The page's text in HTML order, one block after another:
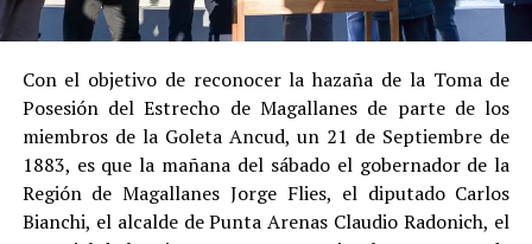
Estas circunstancias jurídicas, sumadas al
procedimiento abreviado, redujeron la posibilidad de un
cumplimiento efectivo en recinto penitenciario.
Indemnización a la víctima y nueva investigación
por ocultamiento de bienes
En el ámbito civil, elJuzgado de Letras de Castrodictó
enseptiembre de 2023una sentencia que obliga a
Con el objetivo de reconocer la hazaña de la Toma de
Posesión del Estrecho de Magallanes de parte de los
miembros de la Goleta Ancud, un 21 de Septiembre de
1883, es que la mañana del sábado el gobernador de la
Región de Magallanes Jorge Flies, el diputado Carlos
Bianchi, el alcalde de Punta Arenas Claudio Radonich, el